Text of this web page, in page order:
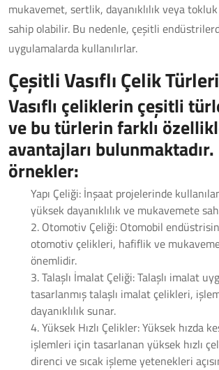
mukavemet, sertlik, dayanıklılık veya
sahip olabilir. Bu nedenle, çeşitli
uygulamalarda kullanılırlar.
Çeşitli Vasıflı Çelik Türleri
Vasıflı çeliklerin çeşitli
ve bu türlerin farklı
avantajları bulunmaktadır.
örnekler:
Yapı Çeliği: İnşaat projelerinde
yüksek dayanıklılık ve mukavemete
2. Otomotiv Çeliği: Otomobil
otomotiv çelikleri, hafiflik ve
önemlidir.
3. Talaşlı İmalat Çeliği: Talaşlı imalat
tasarlanmış talaşlı imalat çelikleri,
dayanıklılık sunar.
4. Yüksek Hızlı Çelikler: Yüksek hızda
işlemleri için tasarlanan yüksek hızlı
direnci ve sıcak işleme yetenekleri